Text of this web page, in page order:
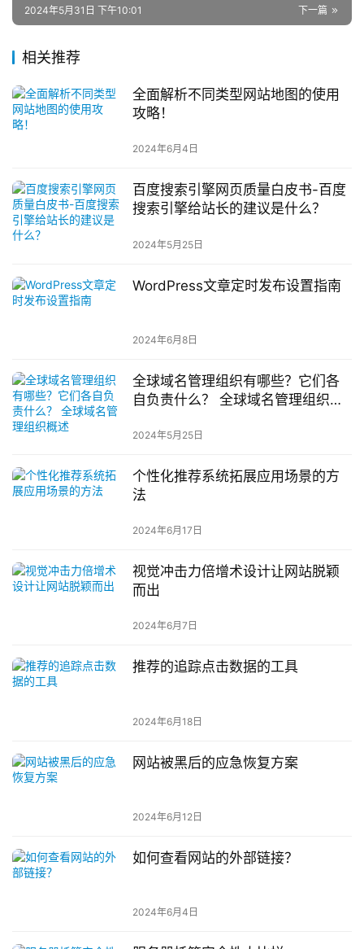
下一篇
2024年5月31日 下午10:01
相关推荐
全面解析不同类型网站地图的使用
攻略！
2024年6月4日
百度搜索引擎网页质量白皮书-百度
搜索引擎给站长的建议是什么？
2024年5月25日
WordPress文章定时发布设置指南
2024年6月8日
全球域名管理组织有哪些？它们各
自负责什么？ 全球域名管理组织概
2024年5月25日
个性化推荐系统拓展应用场景的方
法
2024年6月17日
视觉冲击力倍增术设计让网站脱颖
而出
2024年6月7日
推荐的追踪点击数据的工具
2024年6月18日
网站被黑后的应急恢复方案
2024年6月12日
如何查看网站的外部链接？
2024年6月4日